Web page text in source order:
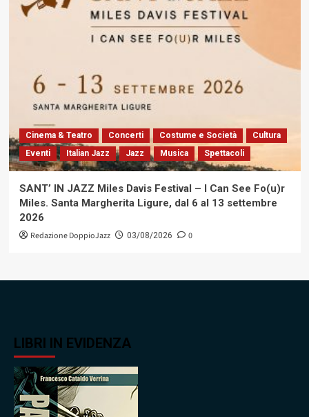
Cinema & Teatro Concerti Costume e Società
Cultura
Eventi
Italian Jazz Jazz Musica Spettacoli
SANT’ IN JAZZ Miles Davis Festival – I Can See Fo(u)r
Miles. Santa Margherita Ligure, dal 6 al 13 settembre
2026
Redazione DoppioJazz 03/08/2026 0
LIBRI IN EVIDENZA